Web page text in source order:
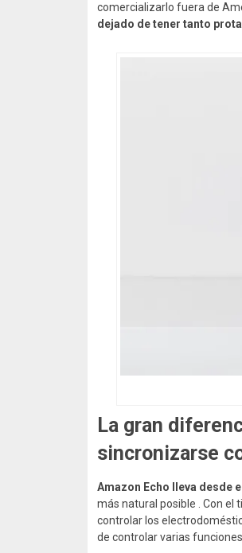
comercializarlo fuera de
dejado de tener tanto
La gran
sincronizarse
Amazon Echo lleva desde
más natural posible . Con el
controlar los
de controlar varias